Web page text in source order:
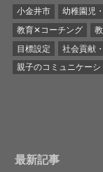
小金井市
幼稚園児
教育✕コーチング
目標設定
社会貢献
親子のコミュニケーシ
最新記事